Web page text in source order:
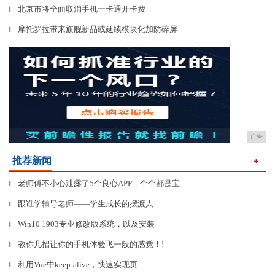
▎ 北京市将全面取消手机一卡通开卡费
▎ 摩托罗拉带来旗舰新品或延续模块化加防碎屏
广告
推荐新闻 ＋
▎ 老师傅不小心泄露了5个良心APP，个个都是宝
▎ 跟谁学辅导老师——学生成长的摆渡人
▎ Win10 1903专业修改版系统，以及安装
▎ 教你几招让你的手机体验飞一般的感觉！!
▎ 利用Vue中keep-alive，快速实现页